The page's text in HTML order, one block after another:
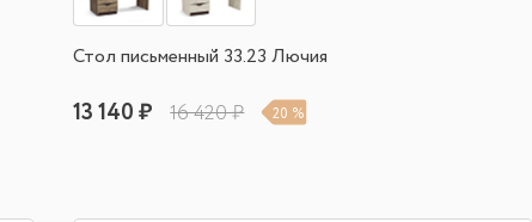
Стол письменный 33.23 Лючия
13 140 ₽ 16 420 ₽ 20 %